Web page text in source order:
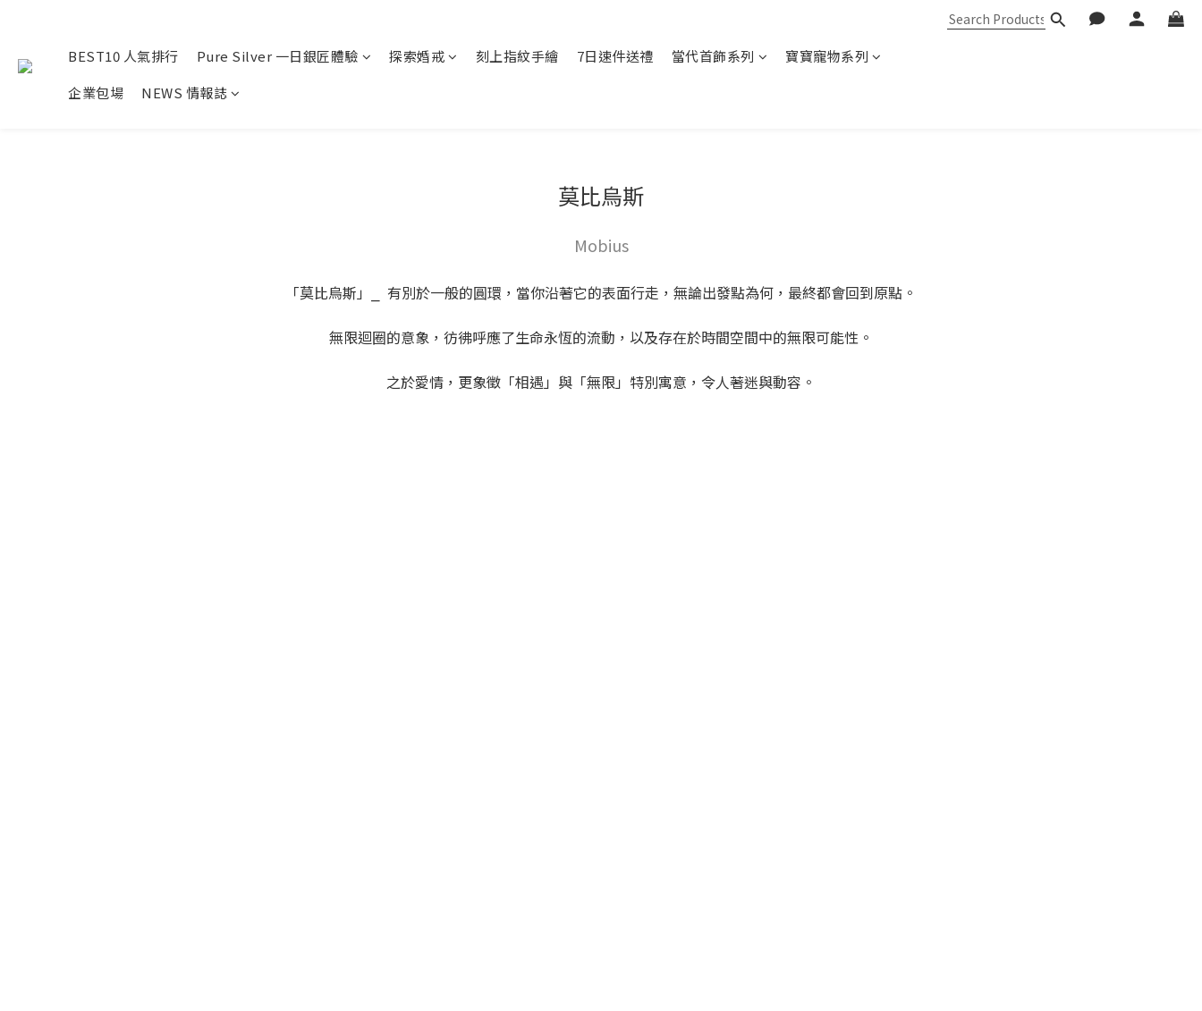
BEST10 人氣排行 Pure Silver 一日銀匠體驗 探索婚戒 刻上指紋手繪 7日速件送禮 當代首飾系列
寶寶寵物系列
企業包場
NEWS 情報誌
莫比烏斯
Mobius
「莫比烏斯」⎯ 有別於一般的圓環，當你沿著它的表面行走，無論出發點為何，最終都會回到原點。
無限迴圈的意象，彷彿呼應了生命永恆的流動，以及存在於時間空間中的無限可能性。
之於愛情，更象徵「相遇」與「無限」特別寓意，令人著迷與動容。